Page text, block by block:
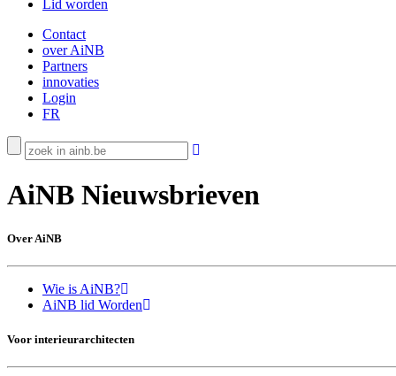
Lid worden
Contact
over AiNB
Partners
innovaties
Login
FR
AiNB Nieuwsbrieven
Over AiNB
Wie is AiNB?
AiNB lid Worden
Voor interieurarchitecten